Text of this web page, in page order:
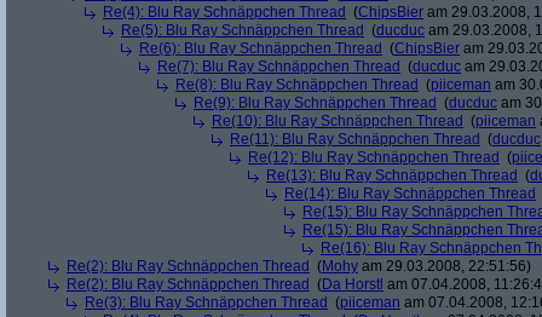
Re(4): Blu Ray Schnäppchen Thread (ChipsBier am 29.03.2008,
Re(5): Blu Ray Schnäppchen Thread (ducduc am 29.03.2008,
Re(6): Blu Ray Schnäppchen Thread (ChipsBier am
Re(7): Blu Ray Schnäppchen Thread (ducduc am
Re(8): Blu Ray Schnäppchen Thread (piiceman am
Re(9): Blu Ray Schnäppchen Thread (ducduc am
Re(10): Blu Ray Schnäppchen Thread (piiceman
Re(11): Blu Ray Schnäppchen Thread (ducduc
Re(12): Blu Ray Schnäppchen Thread (
Re(13): Blu Ray Schnäppchen Thread (
Re(14): Blu Ray Schnäppchen Thread
Re(15): Blu Ray Schnäppchen
Re(15): Blu Ray Schnäppchen
Re(16): Blu Ray Schnäppchen
Re(2): Blu Ray Schnäppchen Thread (Mohy am 29.03.2008, 22:51:56)
Re(2): Blu Ray Schnäppchen Thread (Da Horstl am 07.04.2008,
Re(3): Blu Ray Schnäppchen Thread (piiceman am 07.04.2008,